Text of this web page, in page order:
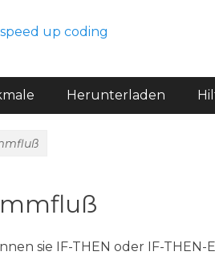
Herunterladen
sie IF-THEN oder IF-